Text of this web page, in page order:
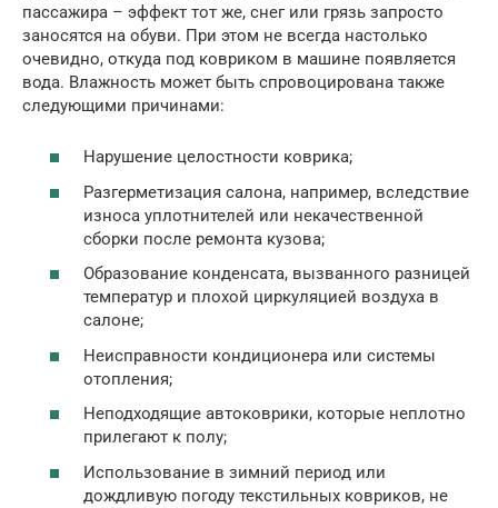
пассажира – эффект тот же, снег или грязь запросто
заносятся на обуви. При этом не всегда настолько
очевидно, откуда под ковриком в машине появляется
вода. Влажность может быть спровоцирована также
следующими причинами:
Нарушение целостности коврика;
Разгерметизация салона, например, вследствие
износа уплотнителей или некачественной
сборки после ремонта кузова;
Образование конденсата, вызванного разницей
температур и плохой циркуляцией воздуха в
салоне;
Неисправности кондиционера или системы
отопления;
Неподходящие автоковрики, которые неплотно
прилегают к полу;
Использование в зимний период или
дождливую погоду текстильных ковриков, не